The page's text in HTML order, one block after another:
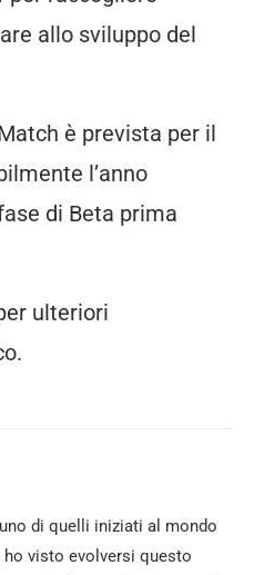
allo sviluppo del
è prevista per il
l’anno
di Beta prima
ulteriori
di quelli iniziati al mondo
visto evolversi questo